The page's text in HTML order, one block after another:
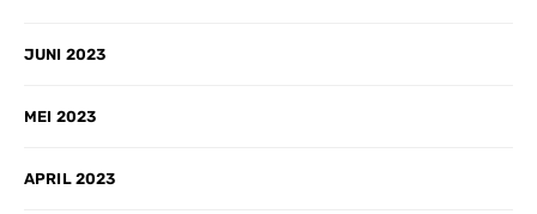
JUNI 2023
MEI 2023
APRIL 2023